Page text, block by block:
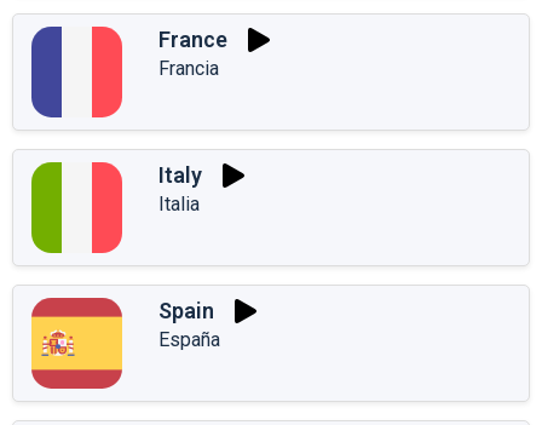
France
Francia
Italy
Italia
Spain
España